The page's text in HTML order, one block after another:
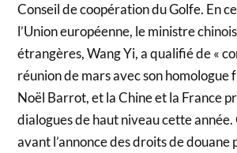
Conseil de coopération du Golfe. En
l’Union européenne, le ministre
étrangères, Wang Yi, a qualifié de «
réunion de mars avec son homologue
Noël Barrot, et la Chine et la France
dialogues de haut niveau cette
avant l’annonce des droits de douane